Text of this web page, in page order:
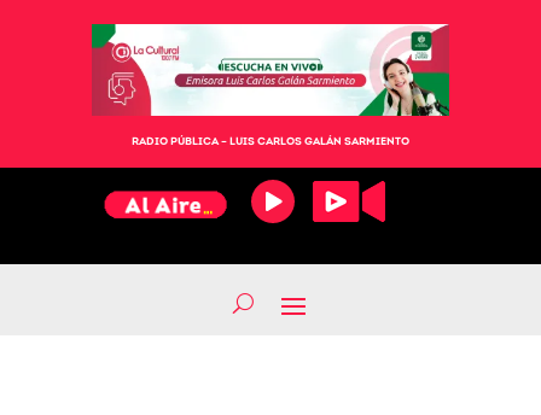
RADIO PÚBLICA – LUIS CARLOS GALÁN SARMIENTO